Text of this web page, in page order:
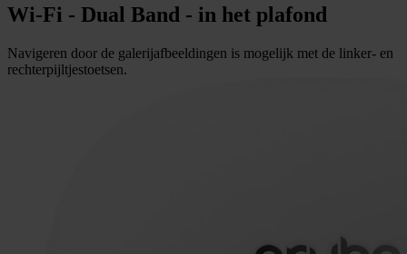
Wi-Fi - Dual Band - in het plafond
Navigeren door de galerijafbeeldingen is mogelijk met de linker- en
rechterpijltjestoetsen.